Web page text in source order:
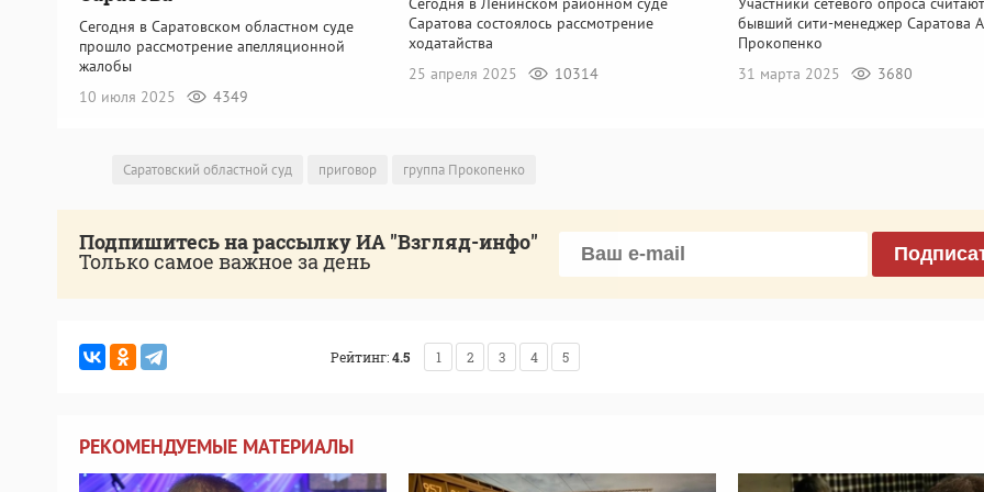
Сегодня в Саратовском областном суде
прошло рассмотрение апелляционной
жалобы
10 июля 2025
4349
Саратова состоялось рассмотрение
ходатайства
25 апреля 2025
10314
бывший сити-менеджер Саратова
Прокопенко
31 марта 2025
3680
Саратовский областной суд приговор группа Прокопенко
Подпишитесь на рассылку ИА "Взгляд-инфо"
Только самое важное за день
Рейтинг:4.5 1 2 3 4 5
РЕКОМЕНДУЕМЫЕ МАТЕРИАЛЫ